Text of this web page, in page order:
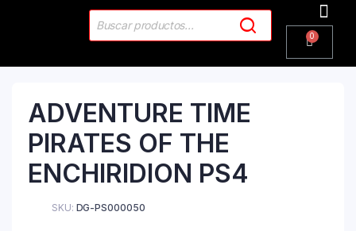
ADVENTURE TIME
PIRATES OF THE
ENCHIRIDION PS4
SKU: DG-PS000050